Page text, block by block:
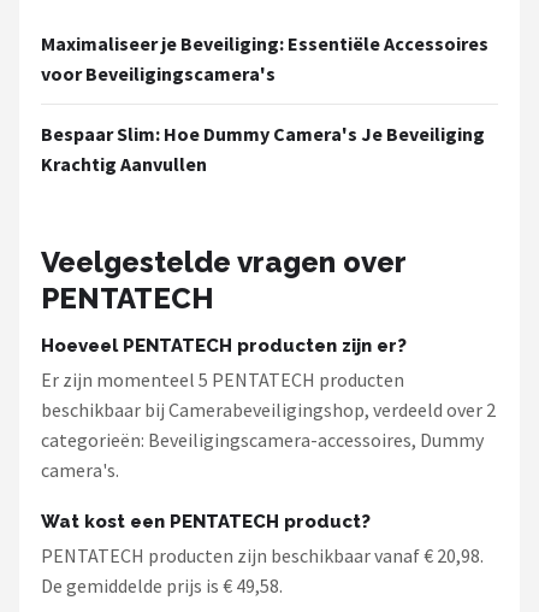
Maximaliseer je Beveiliging: Essentiële Accessoires
voor Beveiligingscamera's
Bespaar Slim: Hoe Dummy Camera's Je Beveiliging
Krachtig Aanvullen
Veelgestelde vragen over
PENTATECH
Hoeveel PENTATECH producten zijn er?
Er zijn momenteel 5 PENTATECH producten
beschikbaar bij Camerabeveiligingshop, verdeeld over 2
categorieën: Beveiligingscamera-accessoires, Dummy
camera's.
Wat kost een PENTATECH product?
PENTATECH producten zijn beschikbaar vanaf € 20,98.
De gemiddelde prijs is € 49,58.